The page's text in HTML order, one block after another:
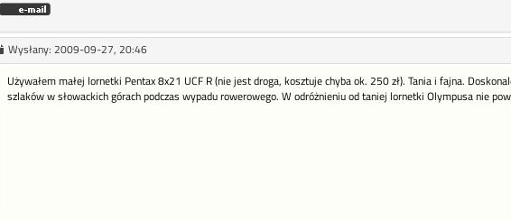
Wysłany: 2009-09-27, 20:46
Używałem małej lornetki Pentax 8x21 UCF R (nie jest droga, kosztuje chyba ok. 250 zł). Tania i fajna.
szlaków w słowackich górach podczas wypadu rowerowego. W odróżnieniu od taniej lornetki Olympusa nie